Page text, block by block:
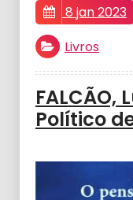
8 jan 2023
Livros
FALCÃO,
Político
(2021)